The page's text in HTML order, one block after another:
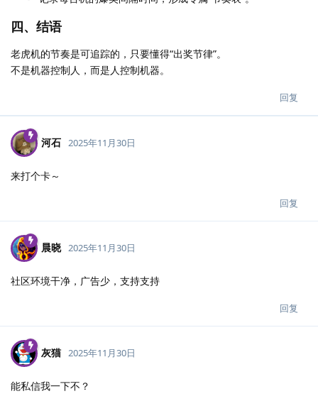
四、结语
老虎机的节奏是可追踪的，只要懂得“出奖节律”。
不是机器控制人，而是人控制机器。
回复
河石 2025年11月30日
来打个卡～
回复
晨晓 2025年11月30日
社区环境干净，广告少，支持支持
回复
灰猫 2025年11月30日
能私信我一下不？